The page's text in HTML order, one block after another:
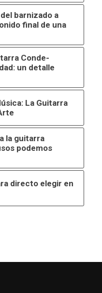
barnizado a
final de una
Conde-
un detalle
La Guitarra
la guitarra
podemos
directo elegir en